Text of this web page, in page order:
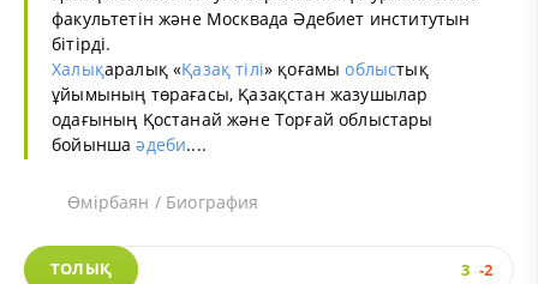
факультетін және Москвада Әдебиет институтын
бітірді.
Халықаралық «Қазақ тілі» қоғамыоблыстық
ұйымының төрағасы, Қазақстан жазушылар
одағының Қостанай және Торғай облыстары
бойыншаәдеби....
Өмірбаян / Биография
ТОЛЫҚ 3 -2